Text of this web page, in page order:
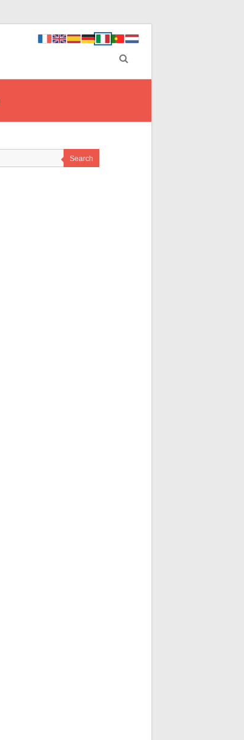
Search